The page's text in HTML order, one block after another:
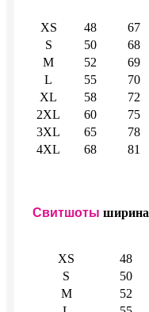
XS 48
67
S
50
68
M
52
69
L
55
70
XL
58
72
2XL
60
75
3XL
65
78
4XL
68 81
Свитшоты ширина
XS 48
S
50
M
52